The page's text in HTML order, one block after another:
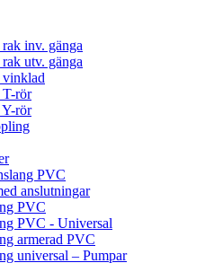
inv. gänga
utv. gänga
rör
rör
PVC
anslutningar
PVC
PVC - Universal
armerad PVC
universal – Pumpar